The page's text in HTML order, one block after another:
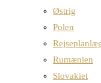
Østrig
Polen
Rumænien
Slovakiet